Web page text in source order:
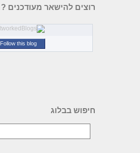
רוצים להישאר מעודכנים ?
Follow this blog
חיפוש בבלוג